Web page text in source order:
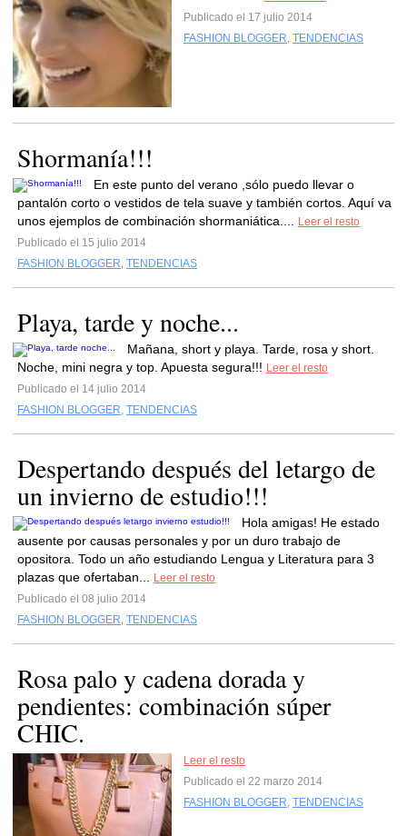
Publicado el 17 julio 2014
FASHION BLOGGER, TENDENCIAS
Shormanía!!!
En este punto del verano ,sólo puedo llevar o
pantalón corto o vestidos de tela suave y también cortos. Aquí va
unos ejemplos de combinación shormaniática....
Leer el resto
Publicado el 15 julio 2014
FASHION BLOGGER, TENDENCIAS
Playa, tarde y noche...
Mañana, short y playa. Tarde, rosa y short.
Noche, mini negra y top. Apuesta segura!!! Leer el resto
Publicado el 14 julio 2014
FASHION BLOGGER, TENDENCIAS
Despertando después del letargo de
un invierno de estudio!!!
Hola amigas! He estado
ausente por causas personales y por un duro trabajo de
opositora. Todo un año estudiando Lengua y Literatura para 3
plazas que ofertaban...
Leer el resto
Publicado el 08 julio 2014
FASHION BLOGGER, TENDENCIAS
Rosa palo y cadena dorada y
pendientes: combinación súper
CHIC.
Leer el resto
Publicado el 22 marzo 2014
FASHION BLOGGER, TENDENCIAS